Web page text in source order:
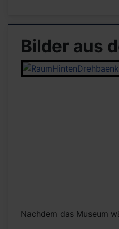
Bilder aus
Nachdem das Museum